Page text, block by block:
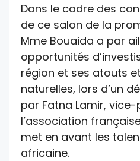
Dans le cadre des
de ce salon de la
Mme Bouaida a par
opportunités
région et ses atouts
naturelles, lors d’un
par Fatna Lamir,
l’association
met en avant les
africaine.